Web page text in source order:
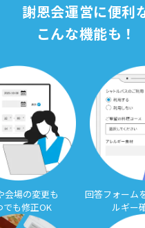
謝恩会運営に便利
こんな機能も！
会場の変更も
でも修正OK
回答フォーム
ルギー